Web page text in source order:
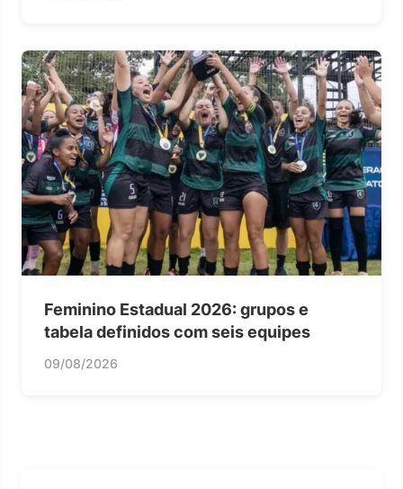
Feminino Estadual 2026: grupos e
tabela definidos com seis equipes
09/08/2026